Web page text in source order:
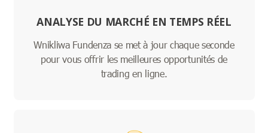
ANALYSE DU MARCHÉ EN TEMPS RÉEL
Wnikliwa Fundenza se met à jour chaque seconde
pour vous offrir les meilleures opportunités de
trading en ligne.